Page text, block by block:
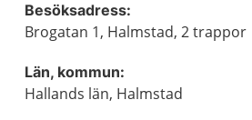
Besöksadress:
Brogatan 1, Halmstad, 2 trappor
Län, kommun:
Hallands län, Halmstad